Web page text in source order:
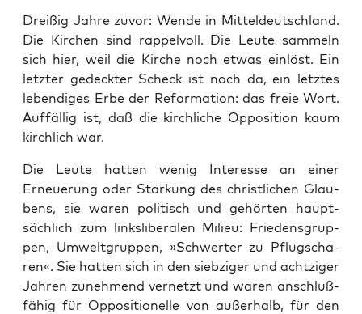
Drei­ßig Jah­re zuvor: Wen­de in Mit­tel­deutsch­land.
Die Kir­chen sind rap­pel­voll. Die Leu­te sam­meln
sich hier, weil die Kir­che noch etwas ein­löst. Ein
letz­ter gedeck­ter Scheck ist noch da, ein letz­tes
leben­di­ges Erbe der Refor­ma­ti­on: das freie Wort.
Auf­fäl­lig ist, daß die kirch­li­che Oppo­si­ti­on kaum
kirch­lich war.
Die Leu­te hat­ten wenig Inter­es­se an einer
Erneue­rung oder Stär­kung des christ­li­chen Glau­
bens, sie waren poli­tisch und gehör­ten haupt­
säch­lich zum links­li­be­ra­len Milieu: Frie­dens­grup­
pen, Umwelt­grup­pen, »Schwer­ter zu Pflug­scha­
ren«. Sie hat­ten sich in den sieb­zi­ger und acht­zi­ger
Jah­ren zuneh­mend ver­netzt und waren anschluß­
fä­hig für Oppo­si­tio­nel­le von außer­halb, für den